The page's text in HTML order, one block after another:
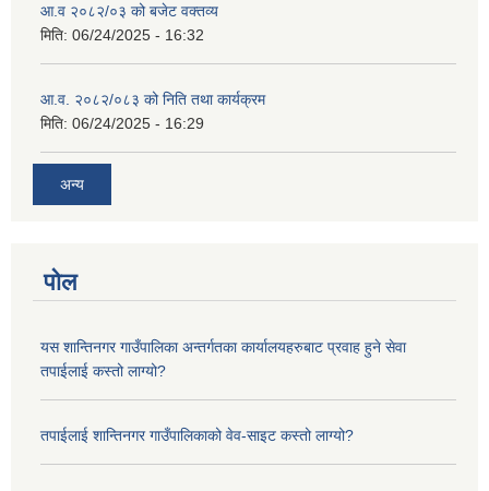
आ.व २०८२/०३ को बजेट वक्तव्य
मिति: 06/24/2025 - 16:32
आ.व. २०८२/०८३ को निति तथा कार्यक्रम
मिति: 06/24/2025 - 16:29
अन्य
पोल
यस शान्तिनगर गाउँपालिका अन्तर्गतका कार्यालयहरुबाट प्रवाह हुने सेवा
तपाईलाई कस्तो लाग्यो?
तपाईलाई शान्तिनगर गाउँपालिकाको वेव-साइट कस्तो लाग्यो?